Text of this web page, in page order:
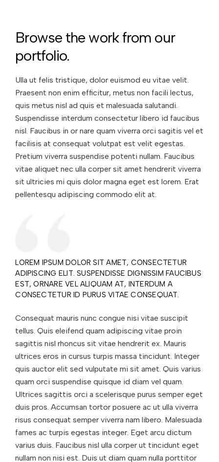
Browse the work from our
portfolio.
Ulla ut felis tristique, dolor euismod eu vitae velit.
Praesent non enim efficitur, metus non facili lectus,
quis metus nisl ad quis et malesuada salutandi.
Suspendisse interdum consectetur libero id faucibus
nisl. Faucibus in or nare quam viverra orci sagitis vel et
facilisis at consequat volutpat est velit egestas.
Pretium viverra suspendise potenti nullam. Faucibus
vitae aliquet nec ulla corper sit amet hendrerit viverra
sit ultricies mi quis dolor magna eget est lorem. Erat
pellentesqu adipiscing commodo elit at.
LOREM IPSUM DOLOR SIT AMET, CONSECTETUR
ADIPISCING ELIT. SUSPENDISSE DIGNISSIM FAUCIBUS
EST, ORNARE VEL ALIQUAM AT, INTERDUM A
CONSECTETUR ID PURUS VITAE CONSEQUAT.
Consequat mauris nunc congue nisi vitae suscipit
tellus. Quis eleifend quam adipiscing vitae proin
sagittis nisl rhoncus sit vitae hendrerit ex. Mauris
ultrices eros in cursus turpis massa tincidunt. Integer
quis auctor elit sed vulputate mi sit amet. Quis varius
quam orci suspendise quisque id diam vel quam.
Ultrices sagittis orci a scelerisque purus semper eget
duis pros. Accumsan tortor posuere ac ut ulla viverra
risus consequat semper viverra nam libero. Malesuada
fames ac turpis egestas integer. Eget arcu dictum
varius duis. Faucibus nisl ulla corper ut tincidunt eget
nullam non nisi est. Duis ut diam quam nulla porttitor